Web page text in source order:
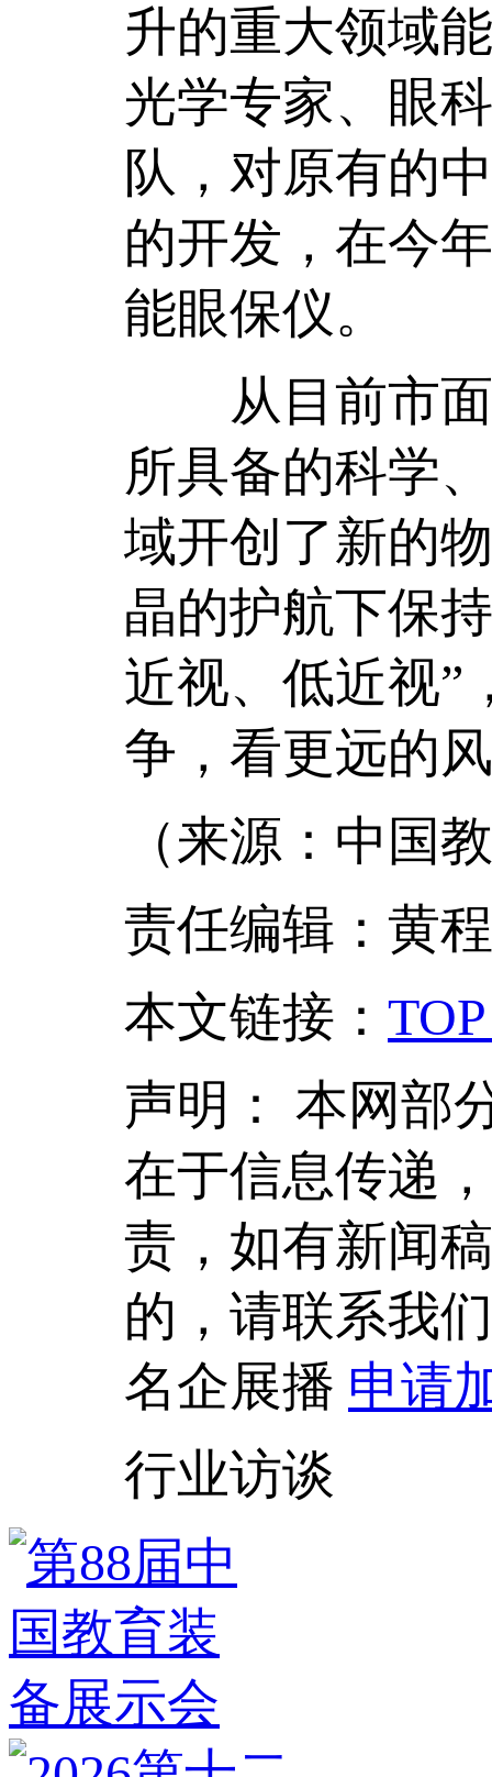
升的重大领域
光学专家、眼
队，对原有的
的开发，在今
能眼保仪。
从目前市面
所具备的科学
域开创了新的
晶的护航下保
近视、低近视”
争，看更远的
（来源：中国
责任编辑：黄
本文链接 ：
声明： 本网部
在于信息传递
责，如有新闻
的，请联系我
名企展播 申请
行业访谈